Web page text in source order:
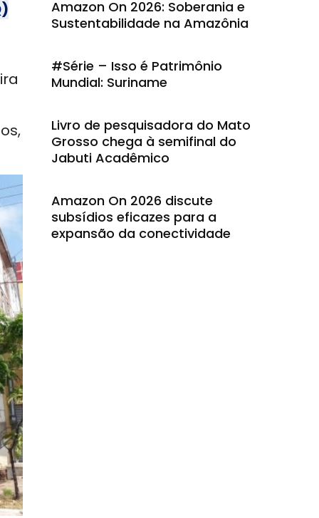
Amazon On 2026: Soberania e
Sustentabilidade na Amazônia
#Série – Isso é Patrimônio
Mundial: Suriname
Livro de pesquisadora do Mato
Grosso chega à semifinal do
Jabuti Acadêmico
Amazon On 2026 discute
subsídios eficazes para a
expansão da conectividade